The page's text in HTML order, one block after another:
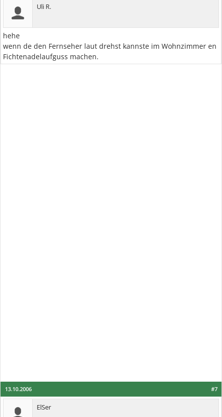
Uli R.
hehe
wenn de den Fernseher laut drehst kannste im Wohnzimmer en
Fichtenadelaufguss machen.
#7
13.10.2006
ElSer